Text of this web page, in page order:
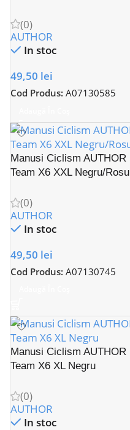
(0)
AUTHOR
In stoc
49,50 lei
Cod Produs: A07130585
Manusi Ciclism AUTHOR
Team X6 XXL Negru/Rosu
(0)
AUTHOR
In stoc
49,50 lei
Cod Produs: A07130745
Manusi Ciclism AUTHOR
Team X6 XL Negru
(0)
AUTHOR
In stoc